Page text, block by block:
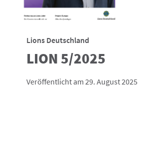
Lions Deutschland
LION 5/2025
Veröffentlicht am 29. August 2025